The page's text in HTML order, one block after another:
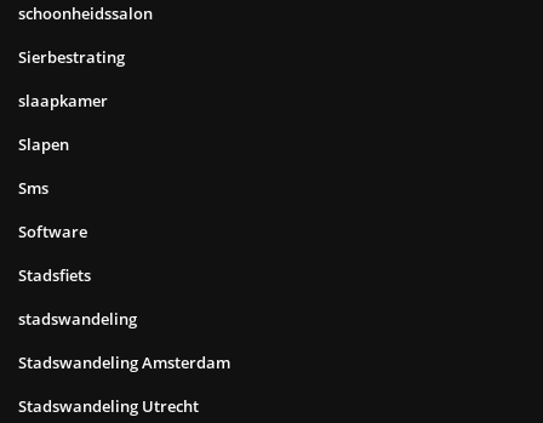
schoonheidssalon
Sierbestrating
slaapkamer
Slapen
Sms
Software
Stadsfiets
stadswandeling
Stadswandeling Amsterdam
Stadswandeling Utrecht